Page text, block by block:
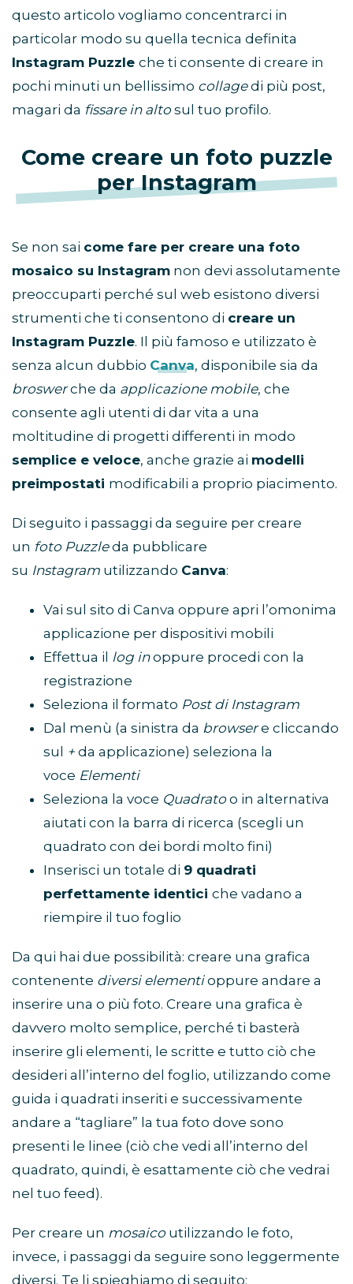
questo articolo vogliamo concentrarci in
particolar modo su quella tecnica definita
Instagram Puzzle che ti consente di creare in
pochi minuti un bellissimo collagedi più post,
magari da fissare in altosul tuo profilo.
Come creare un foto puzzle
per Instagram
Se non sai come fare per creare una foto
mosaico su Instagram non devi assolutamente
preoccuparti perché sul web esistono diversi
strumenti che ti consentono di creare un
Instagram Puzzle. Il più famoso e utilizzato è
senza alcun dubbio Canva, disponibile sia da
broswerche da applicazione mobile, che
consente agli utenti di dar vita a una
moltitudine di progetti differenti in modo
semplice e veloce, anche grazie ai modelli
preimpostati modificabili a proprio piacimento.
Di seguito i passaggi da seguire per creare
un foto Puzzleda pubblicare
su Instagram utilizzando Canva:
Vai sul sito di Canva oppure apri l’omonima
applicazione per dispositivi mobili
Effettua il log inoppure procedi con la
registrazione
Seleziona il formato Post di Instagram
Dal menù (a sinistra da browsere cliccando
sul + da applicazione) seleziona la
voce Elementi
Seleziona la voce Quadratoo in alternativa
aiutati con la barra di ricerca (scegli un
quadrato con dei bordi molto fini)
Inserisci un totale di 9 quadrati
perfettamente identici che vadano a
riempire il tuo foglio
Da qui hai due possibilità: creare una grafica
contenente diversi elementioppure andare a
inserire una o più foto. Creare una grafica è
davvero molto semplice, perché ti basterà
inserire gli elementi, le scritte e tutto ciò che
desideri all’interno del foglio, utilizzando come
guida i quadrati inseriti e successivamente
andare a “tagliare” la tua foto dove sono
presenti le linee (ciò che vedi all’interno del
quadrato, quindi, è esattamente ciò che vedrai
nel tuo feed).
Per creare un mosaicoutilizzando le foto,
invece, i passaggi da seguire sono leggermente
diversi. Te li spieghiamo di seguito: